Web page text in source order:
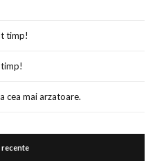
timp!
cea mai arzatoare.